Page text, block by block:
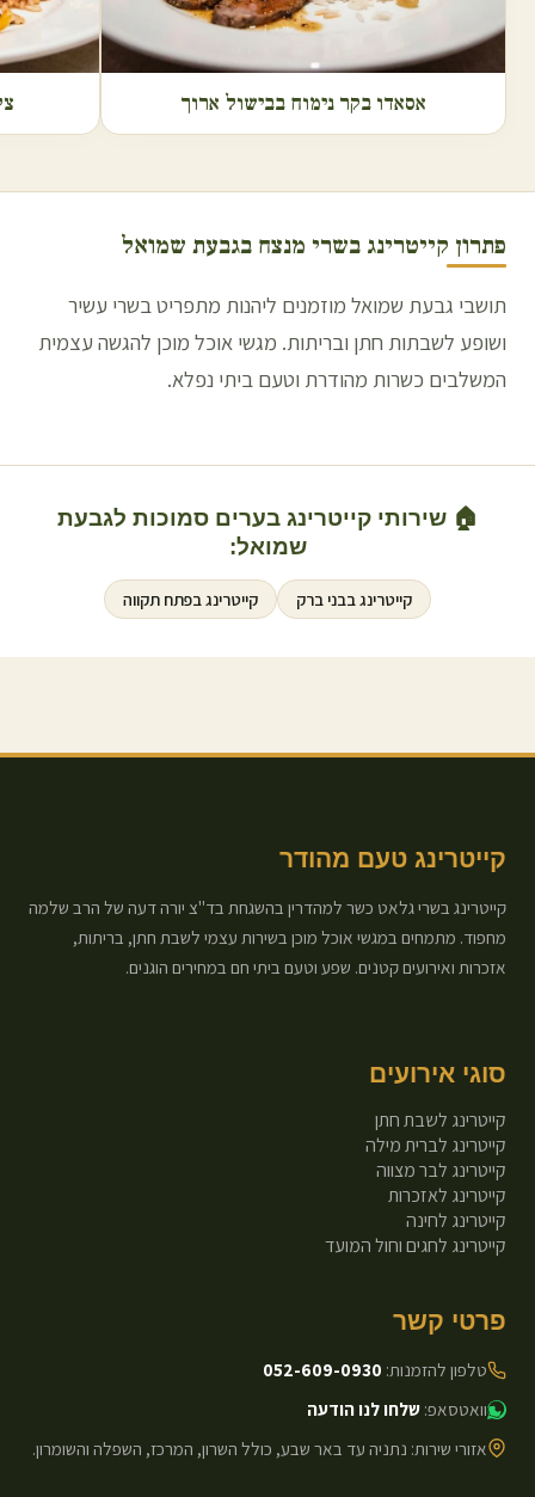
אסאדו בקר נימוח בבישול ארוך
פתרון קייטרינג בשרי מנצח בגבעת שמואל
תושבי גבעת שמואל מוזמנים ליהנות מתפריט בשרי עשיר
ושופע לשבתות חתן ובריתות. מגשי אוכל מוכן להגשה עצמית
המשלבים כשרות מהודרת וטעם ביתי נפלא.
🏠 שירותי קייטרינג בערים סמוכות לגבעת
שמואל:
קייטרינג בבני ברק קייטרינג בפתח תקווה
קייטרינג טעם מהודר
קייטרינג בשרי גלאט כשר למהדרין בהשגחת בד"צ יורה דעה של הרב שלמה
מחפוד. מתמחים במגשי אוכל מוכן בשירות עצמי לשבת חתן, בריתות,
אזכרות ואירועים קטנים. שפע וטעם ביתי חם במחירים הוגנים.
סוגי אירועים
קייטרינג לשבת חתן
קייטרינג לברית מילה
קייטרינג לבר מצווה
קייטרינג לאזכרות
קייטרינג לחינה
קייטרינג לחגים וחול המועד
פרטי קשר
טלפון להזמנות: 052-609-0930
וואטסאפ: שלחו לנו הודעה
אזורי שירות: נתניה עד באר שבע, כולל השרון, המרכז, השפלה והשומרון.